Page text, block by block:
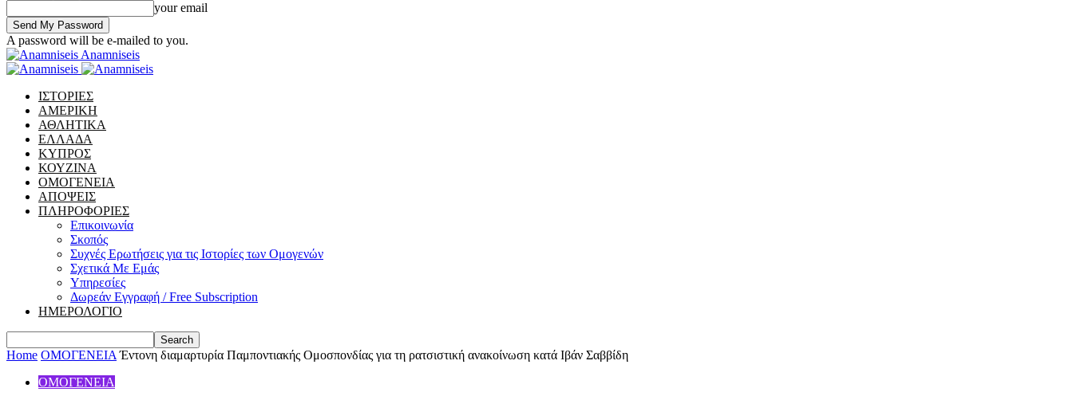
your email
A password will be e-mailed to you.
Anamniseis
ΙΣΤΟΡΙΕΣ
ΑΜΕΡΙΚΗ
ΑΘΛΗΤΙΚΑ
ΕΛΛΑΔΑ
ΚΥΠΡΟΣ
ΚΟΥΖΙΝΑ
ΟΜΟΓΕΝΕΙΑ
ΑΠΟΨΕΙΣ
ΠΛΗΡΟΦΟΡΙΕΣ
Επικοινωνία
Σκοπός
Συχνές Ερωτήσεις για τις Ιστορίες των Ομογενών
Σχετικά Με Εμάς
Υπηρεσίες
Δωρεάν Εγγραφή / Free Subscription
ΗΜΕΡΟΛΟΓΙΟ
Home ΟΜΟΓΕΝΕΙΑ Έντονη διαμαρτυρία Παμποντιακής Ομοσπονδίας για τη ρατσιστική ανακοίνωση κατά Ιβάν Σαββίδη
ΟΜΟΓΕΝΕΙΑ